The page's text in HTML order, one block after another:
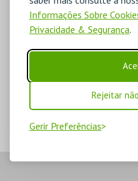
Informações Sobre
Privacidade & Segurança.
Rejeitar
Gerir Preferências